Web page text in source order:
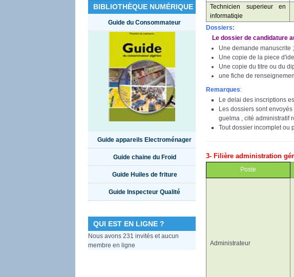
BIBLIOTHÈQUE NUMÉRIQUE
Guide du Consommateur
Guide appareils Electroménager
Guide chaine du Froid
Guide Huiles de friture
Guide Inspecteur Qualité
QUI EST EN LIGNE ?
Nous avons 231 invités et aucun
membre en ligne
Technicien superieur en
informatiqie
Dossiers:
Le dossier de candidature
Une demande manuscrite ;
Une copie de la piece
Une copie du titre ou du
une fiche de
Remarques:
Le delai des inscriptions
Les dossiers sont
guelma , cité administratif
Tout dossier incomplet ou
3- Filière administration
Poste
Administrateur